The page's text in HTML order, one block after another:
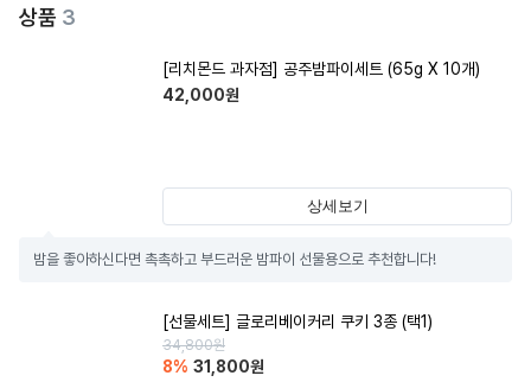
상품 3
[리치몬드 과자점] 공주밤파이세트 (65g X 10개)
42,000원
상세보기
밤을 좋아하신다면 촉촉하고 부드러운 밤파이 선물용으로 추천합니다!
[선물세트] 글로리베이커리 쿠키 3종 (택1)
34,800원
8% 31,800원